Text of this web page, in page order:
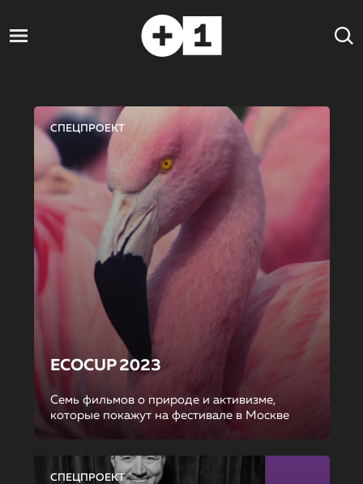
СПЕЦПРОЕКТ
ECOCUP 2023
Семь фильмов о природе и активизме,
которые покажут на фестивале в Москве
СПЕЦПРОЕКТ